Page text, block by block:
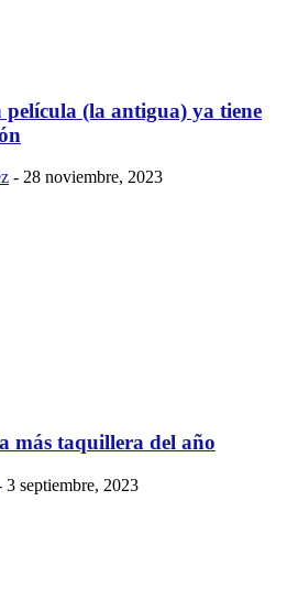
(la antigua) ya tiene
- 28 noviembre, 2023
más taquillera del año
3 septiembre, 2023